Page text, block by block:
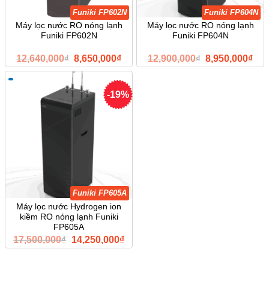
Funiki FP602N
Máy lọc nước RO nóng lạnh
Funiki FP602N
12,640,000₫ Giá
gốc
là:
12,640,000₫.
8,650,000₫Giá
hiện
là:
8,650,000₫.
Funiki FP604N
Máy lọc nước RO nóng lạnh
Funiki FP604N
12,900,000₫ Giá
gốc
8,950,000₫Giá
hiện
-19%
Funiki FP605A
Máy lọc nước Hydrogen ion
kiềm RO nóng lạnh Funiki
FP605A
17,500,000₫ Giá
gốc
14,250,000₫Giá
hiện